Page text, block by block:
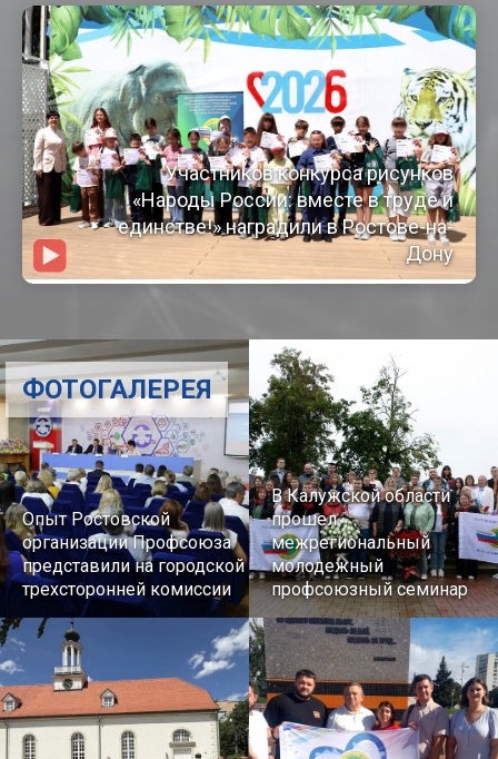
Участников конкурса рисунков
«Народы России: вместе в труде и
единстве!» наградили в Ростове-на-
Дону
Опыт Ростовской
организации Профсоюза
представили на городской
трехсторонней комиссии
В Калужской области
прошел
межрегиональный
молодежный
профсоюзный семинар
ФОТОГАЛЕРЕЯ